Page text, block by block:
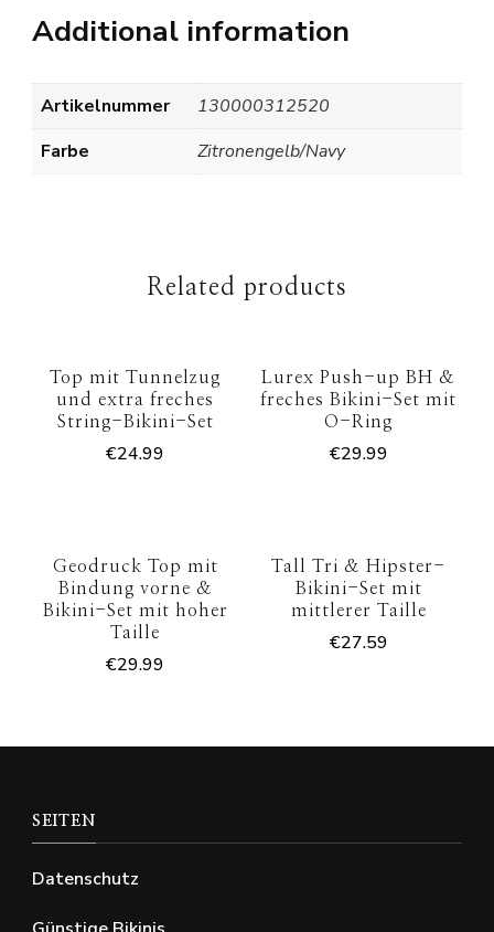
Additional information
Artikelnummer
130000312520
Farbe
Zitronengelb/Navy
Related products
Top mit Tunnelzug
und extra freches
String-Bikini-Set
€24.99
Lurex Push-up BH &
freches Bikini-Set mit
O-Ring
€29.99
Geodruck Top mit
Bindung vorne &
Bikini-Set mit hoher
Taille
€29.99
Tall Tri & Hipster-
Bikini-Set mit
mittlerer Taille
€27.59
SEITEN
Datenschutz